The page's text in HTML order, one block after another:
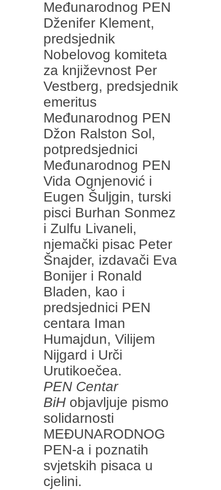
Međunarodnog PEN
Dženifer Klement,
predsjednik
Nobelovog komiteta
za književnost Per
Vestberg, predsjednik
emeritus
Međunarodnog PEN
Džon Ralston Sol,
potpredsjednici
Međunarodnog PEN
Vida Ognjenović i
Eugen Šuljgin, turski
pisci Burhan Sonmez
i Zulfu Livaneli,
njemački pisac Peter
Šnajder, izdavači Eva
Bonijer i Ronald
Bladen, kao i
predsjednici PEN
centara Iman
Humajdun, Vilijem
Nijgard i Urči
Urutikoečea.
PEN Centar
BiHobjavljuje pismo
solidarnosti
MEĐUNARODNOG
PEN-a i poznatih
svjetskih pisaca u
cjelini.